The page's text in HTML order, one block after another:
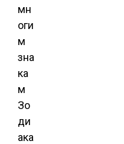
мн
оги
м
зна
ка
м
Зо
ди
ака